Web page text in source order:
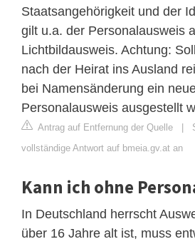
Staatsangehörigkeit und der
gilt u.a. der Personalausweis
Lichtbildausweis. Achtung:
nach der Heirat ins Ausland
bei Namensänderung ein
Personalausweis ausgestellt
Antrag auf Entfernung der Quelle |
vollständige Antwort auf bmeia.gv.at an
Kann ich ohne
In Deutschland herrscht
über 16 Jahre alt ist, muss